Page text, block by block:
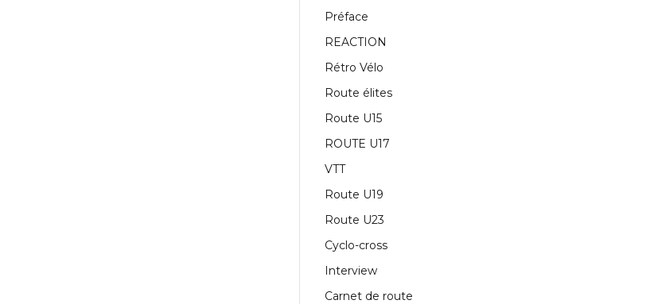
Préface
REACTION
Rétro Vélo
Route élites
Route U15
ROUTE U17
VTT
Route U19
Route U23
Cyclo-cross
Interview
Carnet de route